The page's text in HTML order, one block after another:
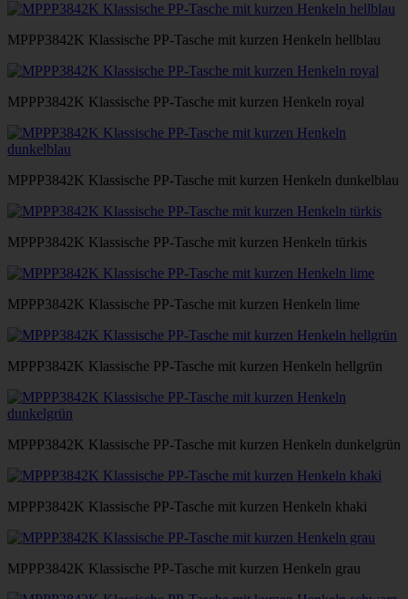
MPPP3842K Klassische PP-Tasche mit kurzen Henkeln hellblau
MPPP3842K Klassische PP-Tasche mit kurzen Henkeln royal
MPPP3842K Klassische PP-Tasche mit kurzen Henkeln dunkelblau
MPPP3842K Klassische PP-Tasche mit kurzen Henkeln türkis
MPPP3842K Klassische PP-Tasche mit kurzen Henkeln lime
MPPP3842K Klassische PP-Tasche mit kurzen Henkeln hellgrün
MPPP3842K Klassische PP-Tasche mit kurzen Henkeln dunkelgrün
MPPP3842K Klassische PP-Tasche mit kurzen Henkeln khaki
MPPP3842K Klassische PP-Tasche mit kurzen Henkeln grau